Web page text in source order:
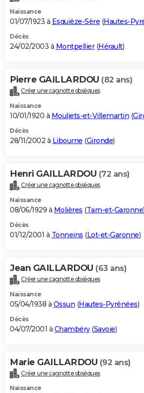
Naissance
01/07/1923 à Esquièze-Sère (Hautes-
Décès
24/02/2003 à Montpellier(Hérault)
Pierre GAILLARDOU (82 ans)
Créer une cagnotte obsèques
Naissance
10/01/1920 à Mouliets-et-Villemartin (
Décès
28/11/2002 à Libourne (Gironde)
Henri GAILLARDOU (72 ans)
Créer une cagnotte obsèques
Naissance
08/06/1929 à Molières (Tarn-et-Garonne)
Décès
01/12/2001 à Tonneins (Lot-et-Garonne)
Jean GAILLARDOU (63 ans)
Créer une cagnotte obsèques
Naissance
05/04/1938 à Ossun (Hautes-Pyrénées)
Décès
04/07/2001 à Chambéry(Savoie)
Marie GAILLARDOU (92 ans)
Créer une cagnotte obsèques
Naissance